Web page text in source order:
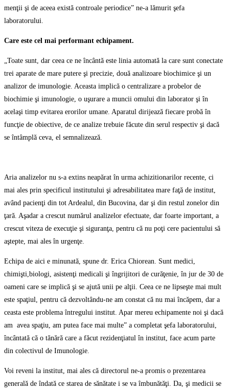
menţii şi de aceea există controale periodice” ne-a lămurit şefa
laboratorului.
Care este cel mai performant echipament.
„Toate sunt, dar ceea ce ne încântă este linia automată la care sunt conectate
trei aparate de mare putere şi precizie, două analizoare biochimice şi un
analizor de imunologie. Aceasta implică o centralizare a probelor de
biochimie şi imunologie, o uşurare a muncii omului din laborator şi în
acelaşi timp evitarea erorilor umane. Aparatul dirijează fiecare probă în
funcţie de obiective, de ce analize trebuie făcute din serul respectiv şi dacă
se întâmplă ceva, el semnalizează.
Aria analizelor nu s-a extins neapărat în urma achizitionarilor recente, ci
mai ales prin specificul institutului şi adresabilitatea mare faţă de institut,
având pacienţi din tot Ardealul, din Bucovina, dar şi din restul zonelor din
ţară. Aşadar a crescut numărul analizelor efectuate, dar foarte important, a
crescut viteza de execuţie şi siguranţa, pentru că nu poţi cere pacientului să
aştepte, mai ales în urgenţe.
Echipa de aici e minunată, spune dr. Erica Chiorean. Sunt medici,
chimişti,biologi, asistenţi medicali şi îngrijitori de curăţenie, în jur de 30 de
oameni care se implică şi se ajută unii pe alţii. Ceea ce ne lipseşte mai mult
este spaţiul, pentru că dezvoltându-ne am constat că nu mai încăpem, dar a
ceasta este problema întregului institut. Apar mereu echipamente noi şi dacă
am avea spaţiu, am putea face mai multe” a completat şefa laboratorului,
încântată că o tănără care a făcut rezidenţiatul în institut, face acum parte
din colectivul de Imunologie.
Voi reveni la institut, mai ales că directorul ne-a promis o prezentarea
generală de îndată ce starea de sănătate i se va îmbunătăţi. Da, şi medicii se